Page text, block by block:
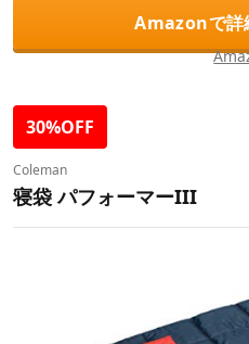
Amazonで詳
30%OFF
Coleman
寝袋 パフォーマーIII